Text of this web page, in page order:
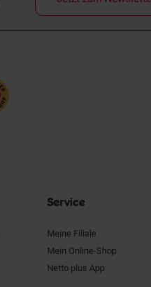
Service
Meine Filiale
Mein Online-Shop
Netto plus App